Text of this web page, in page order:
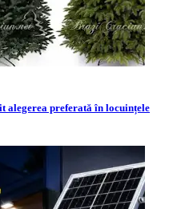
alegerea preferată în locuințele